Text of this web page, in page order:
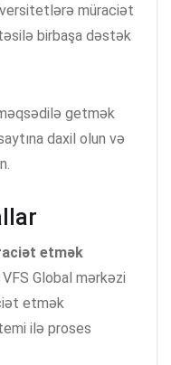
müraciət
birbaşa dəstək
getmək
daxil olun və
etmək
VFS Global mərkəzi
etmək
ilə proses